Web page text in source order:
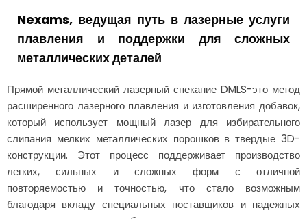
Nexams, ведущая путь в лазерные услуги
плавления и поддержки для сложных
металлических деталей
Прямой металлический лазерный спекание DMLS-это метод
расширенного лазерного плавления и изготовления добавок,
который использует мощный лазер для избирательного
слипания мелких металлических порошков в твердые 3D-
конструкции. Этот процесс поддерживает производство
легких, сильных и сложных форм с отличной
повторяемостью и точностью, что стало возможным
благодаря вкладу специальных поставщиков и надежных